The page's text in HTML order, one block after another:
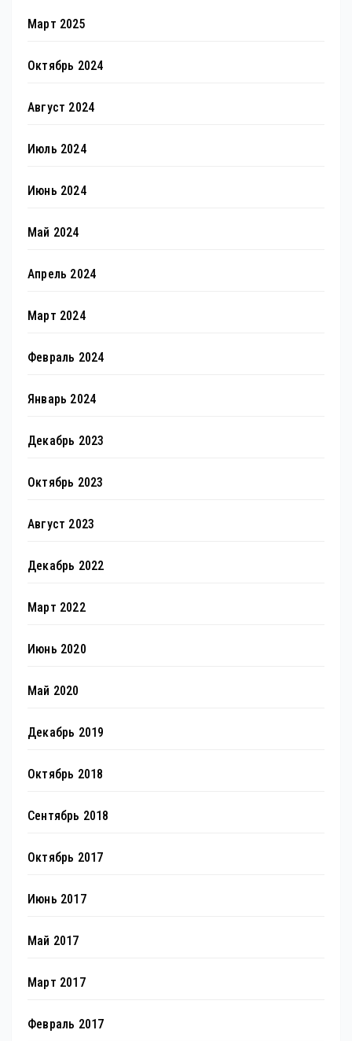
Март 2025
Октябрь 2024
Август 2024
Июль 2024
Июнь 2024
Май 2024
Апрель 2024
Март 2024
Февраль 2024
Январь 2024
Декабрь 2023
Октябрь 2023
Август 2023
Декабрь 2022
Март 2022
Июнь 2020
Май 2020
Декабрь 2019
Октябрь 2018
Сентябрь 2018
Октябрь 2017
Июнь 2017
Май 2017
Март 2017
Февраль 2017